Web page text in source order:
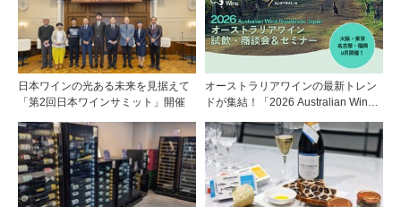
日本ワインの光ある未来を見据えて
「第2回日本ワインサミット」開催
オーストラリアワインの最新トレン
ドが集結！「2026 Australian Wine
で開催